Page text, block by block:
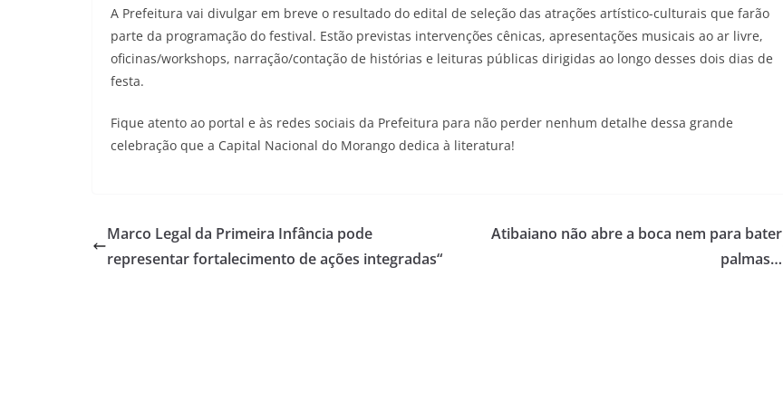
A Prefeitura vai divulgar em breve o resultado do edital de seleção das atrações artístico-culturais que farão
parte da programação do festival. Estão previstas intervenções cênicas, apresentações musicais ao ar livre,
oficinas/workshops, narração/contação de histórias e leituras públicas dirigidas ao longo desses dois dias de
festa.
Fique atento ao portal e às redes sociais da Prefeitura para não perder nenhum detalhe dessa grande
celebração que a Capital Nacional do Morango dedica à literatura!
Marco Legal da Primeira Infância pode
representar fortalecimento de ações integradas“
Atibaiano não abre a boca nem para bater
palmas…